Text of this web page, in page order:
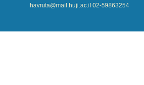
02-59863254 havruta@mail.huji.ac.il